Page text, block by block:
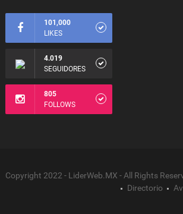
101,000
LIKES
4.019
SEGUIDORES
805
FOLLOWS
Copyright 2022 - LiderWeb.MX - All Rights
Directorio